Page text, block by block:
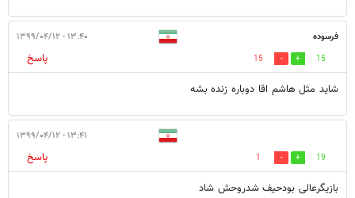
فرسوده ۱۳:۴۰ - ۱۳۹۹/۰۴/۱۲
15
15
پاسخ
شاید مثل هاشم اقا دوباره زنده بشه
۱۳:۴۱ - ۱۳۹۹/۰۴/۱۲
19
1
پاسخ
بازیگرعالی بودحیف شدروحش شاد